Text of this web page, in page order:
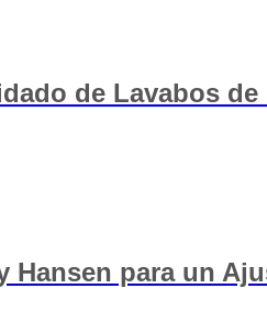
de Lavabos de
Hansen para un